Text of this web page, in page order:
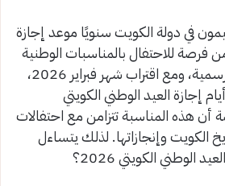
في دولة الكويت سنويًا موعد إجازة
فرصة للاحتفال بالمناسبات الوطنية
والاستمتاع بالعطلات الرسمية، ومع اقتراب شهر فبراير 2026،
إجازة العيد الوطني الكويتي
هذه المناسبة تتزامن مع احتفالات
وإنجازاتها. لذلك يتساءل
الوطني الكويتي 2026؟